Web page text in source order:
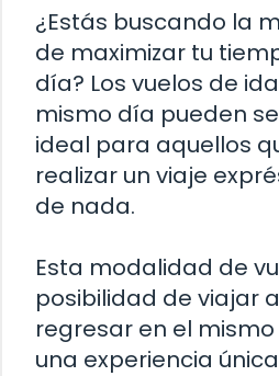
¿Estás buscando la
de maximizar tu
día? Los vuelos de
mismo día pueden
ideal para aquellos
realizar un viaje
de nada.
Esta modalidad de
posibilidad de viajar
regresar en el
una experiencia